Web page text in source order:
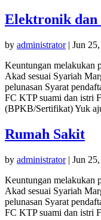
Elektronik dan
by administrator| Jun
Keuntungan melakukan
Akad sesuai Syariah
pelunasan Syarat
FC KTP suami dan istri
(BPKB/Sertifikat) Yuk
Rumah Sakit
by administrator| Jun
Keuntungan melakukan
Akad sesuai Syariah
pelunasan Syarat
FC KTP suami dan istri